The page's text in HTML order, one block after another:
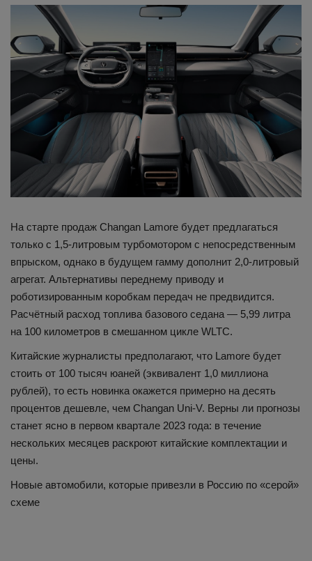
На старте продаж Changan Lamore будет предлагаться
только с 1,5-литровым турбомотором с непосредственным
впрыском, однако в будущем гамму дополнит 2,0-литровый
агрегат. Альтернативы переднему приводу и
роботизированным коробкам передач не предвидится.
Расчётный расход топлива базового седана — 5,99 литра
на 100 километров в смешанном цикле WLTC.
Китайские журналисты предполагают, что Lamore будет
стоить от 100 тысяч юаней (эквивалент 1,0 миллиона
рублей), то есть новинка окажется примерно на десять
процентов дешевле, чем Changan Uni-V. Верны ли прогнозы
станет ясно в первом квартале 2023 года: в течение
нескольких месяцев раскроют китайские комплектации и
цены.
Новые автомобили, которые привезли в Россию по «серой»
схеме